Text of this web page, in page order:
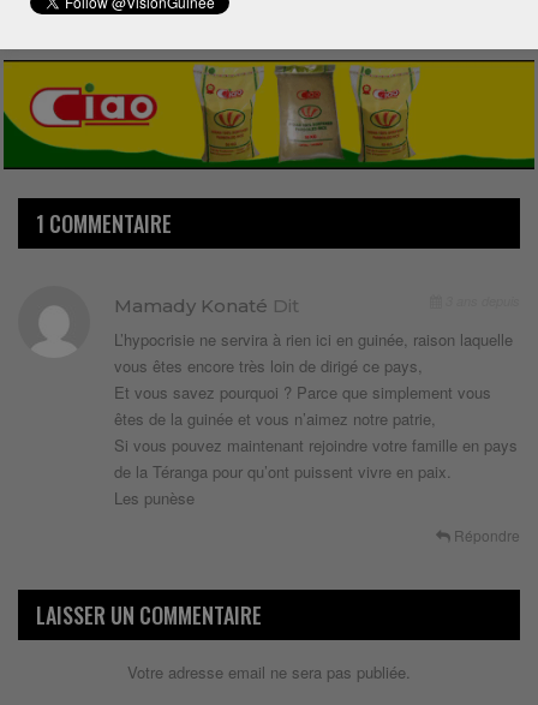
1 COMMENTAIRE
Mamady Konaté Dit
L’hypocrisie ne servira à rien ici en guinée, raison laquelle
vous êtes encore très loin de dirigé ce pays,
Et vous savez pourquoi ? Parce que simplement vous
êtes de la guinée et vous n’aimez notre patrie,
Si vous pouvez maintenant rejoindre votre famille en pays
de la Téranga pour qu’ont puissent vivre en paix.
Les punèse
Répondre
LAISSER UN COMMENTAIRE
Votre adresse email ne sera pas publiée.